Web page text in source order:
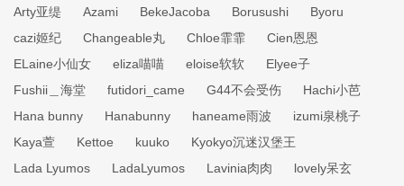
Arty亚缇
Azami BekeJacoba Borusushi
Byoru
cazi姬纪
Changeable丸 Chloe霏霏
Cien恩恩
ELaine小仙女
eliza喵喵 eloise软软
Elyee子
Fushii＿海堂
futidori_came G44不会受伤
Hachi小芭
Hana bunny
Hanabunny haneame雨波
izumi泉桃子
Kaya萱
Kettoe kuuko
Kyokyo沉迷汉堡王
Lada Lyumos
LadaLyumos Lavinia肉肉
lovely呆玄